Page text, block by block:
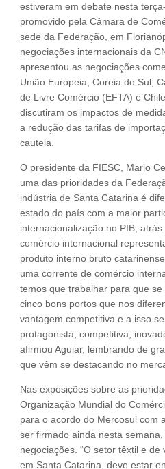
estiveram em debate nesta
promovido pela Câmara de
sede da Federação, em
negociações internacionais da
apresentou as negociações
União Europeia, Coreia do Sul,
de Livre Comércio (EFTA) e
discutiram os impactos de
a redução das tarifas de
cautela.
O presidente da FIESC, Mario
uma das prioridades da
indústria de Santa Catarina é
estado do país com a maior
internacionalização no PIB,
comércio internacional
produto interno bruto
uma corrente de comércio
temos que trabalhar para que
cinco bons portos que nos
vantagem competitiva e a isso
protagonista, competitiva,
afirmou Aguiar, lembrando de
que vêm se destacando no
Nas exposições sobre as
Organização Mundial do
para o acordo do Mercosul com
ser firmado ainda nesta
negociações. “O setor têxtil e
em Santa Catarina, deve estar